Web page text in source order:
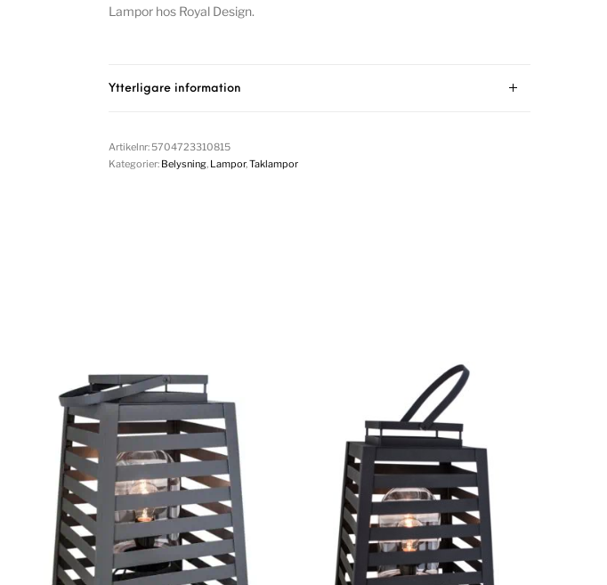
Lampor hos Royal Design.
Ytterligare information
Artikelnr: 5704723310815
Kategorier: Belysning, Lampor, Taklampor